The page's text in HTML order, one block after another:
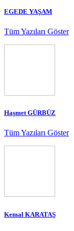
EGEDE YAŞAM
Tüm Yazıları Göster
Haşmet GÜRBÜZ
Tüm Yazıları Göster
Kemal KARATAŞ